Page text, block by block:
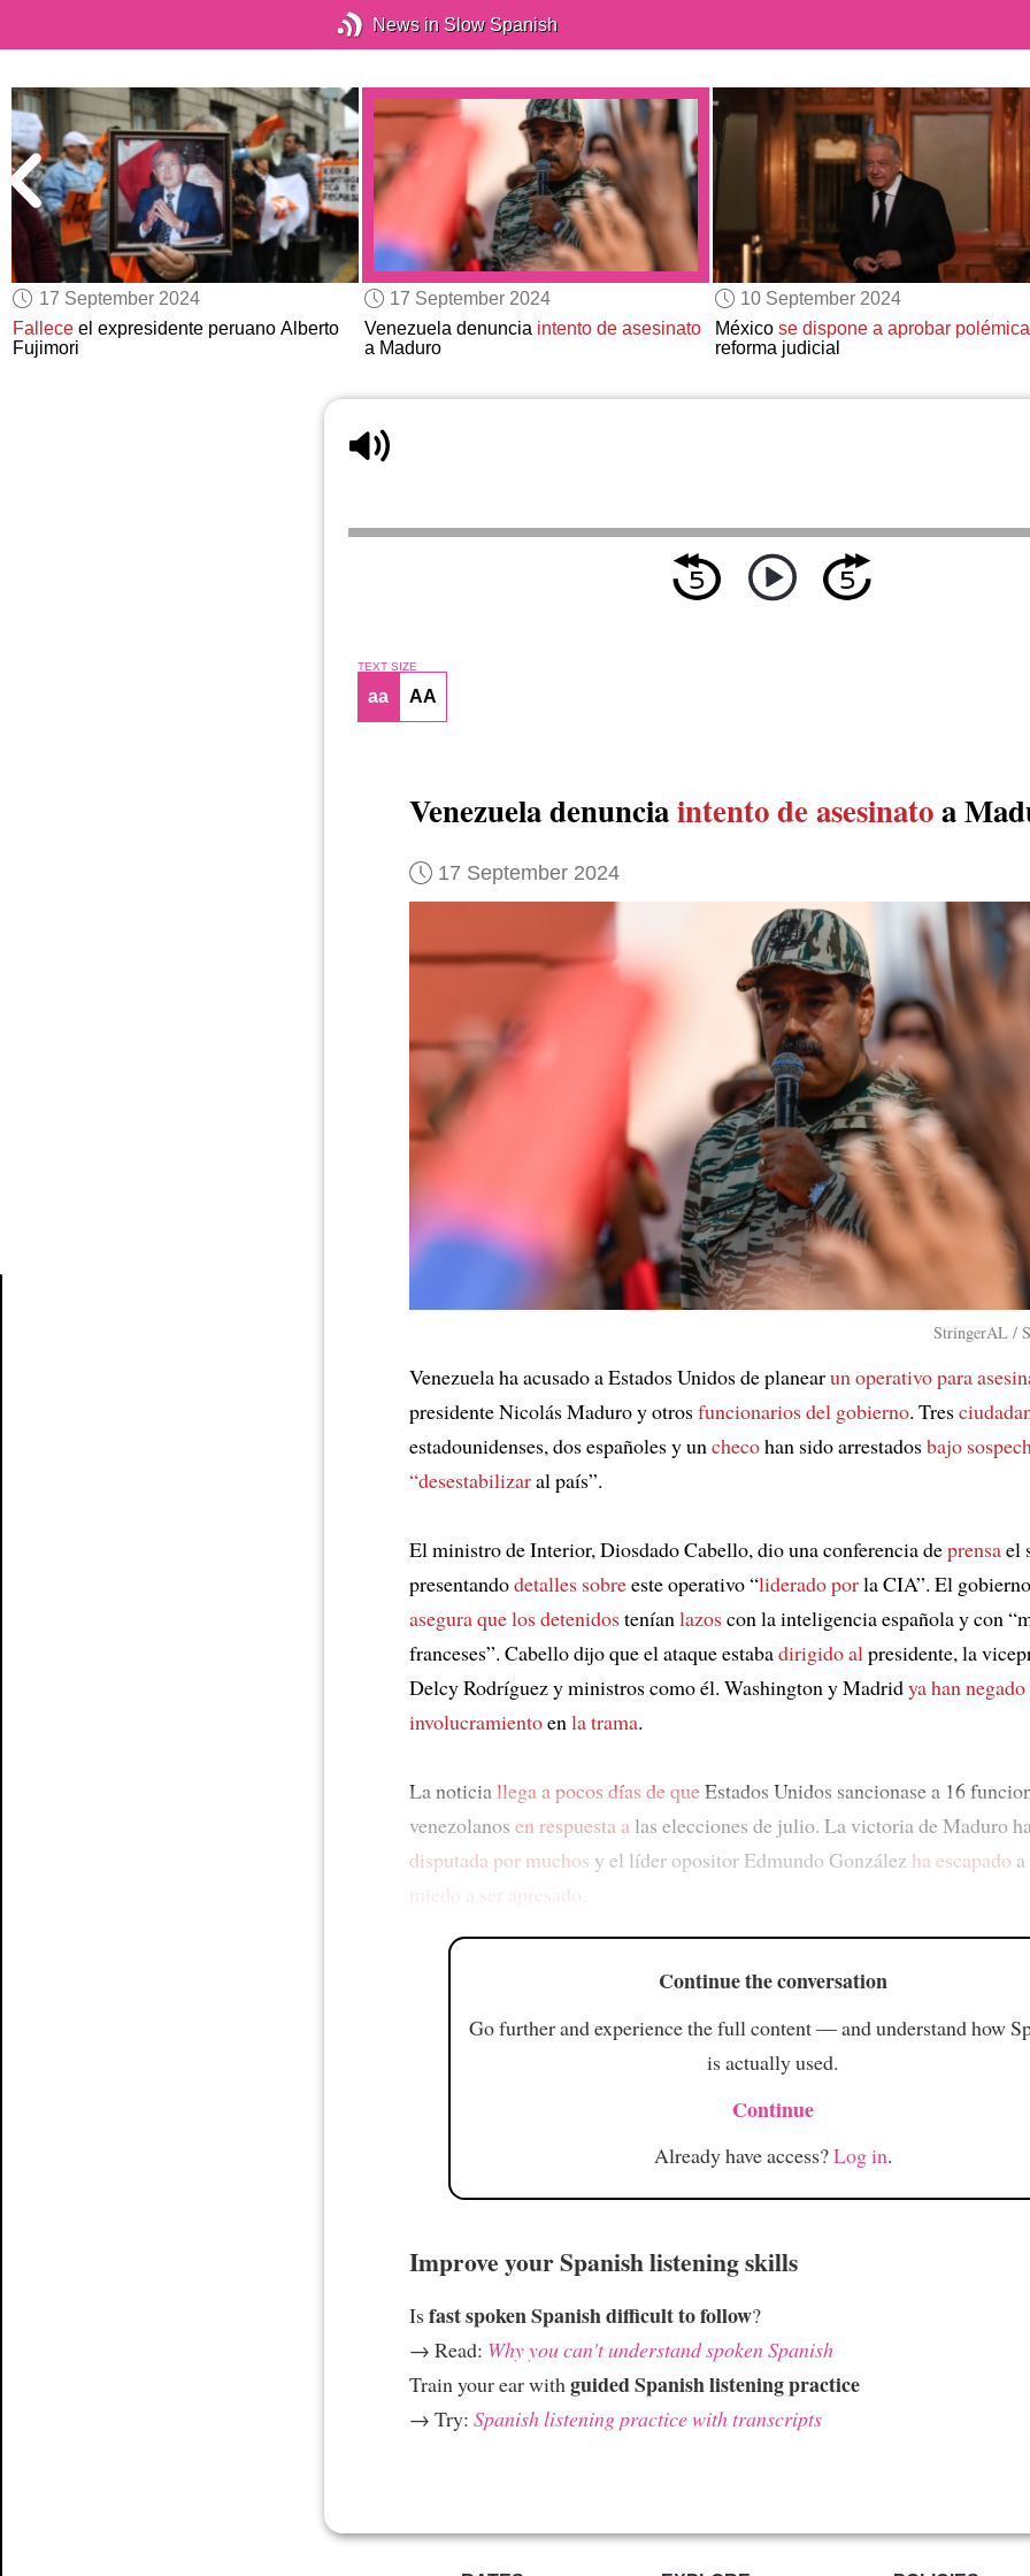
News in Slow Spanish
17 September 2024
Fallece el expresidente peruano Alberto
Fujimori
17 September 2024
Venezuela denuncia intento de asesinato
a Maduro
10 September 2024
México se dispone a aprobar polémica
reforma judicial
TEXT SIZE
aa AA
Venezuela denunciaintento de asesinatoa
17 September 2024
StringerAL /
Venezuela ha acusado a Estados Unidos de planearun operativo para
presidente Nicolás Maduro y otrosfuncionarios del gobierno. Tres
estadounidenses, dos españoles y unchecohan sido arrestadosbajo
“desestabilizaral país”.
El ministro de Interior, Diosdado Cabello, dio una conferencia deprensael
presentandodetalles sobreeste operativo “liderado porla CIA”. El
asegura que los detenidosteníanlazoscon la inteligencia española y con
franceses”. Cabello dijo que el ataque estabadirigido alpresidente, la
Delcy Rodríguez y ministros como él. Washington y Madridya han negado
involucramientoenla trama.
La noticiallega a pocos días de queEstados Unidos sancionase a 16
venezolanos en respuesta a las elecciones de julio. La victoria de Maduro
disputada por muchos y el líder opositor Edmundo González ha escapado
miedo a ser apresado
Continue the conversation
Go further and experience the full content — and understand how
is actually used.
Continue
Already have access?Log in.
Improve your Spanish listening skills
Isfast spoken Spanish difficult to follow?
→ Read: Why you can't understand spoken Spanish
Train your ear with guided Spanish listening practice
→ Try: Spanish listening practice with transcripts